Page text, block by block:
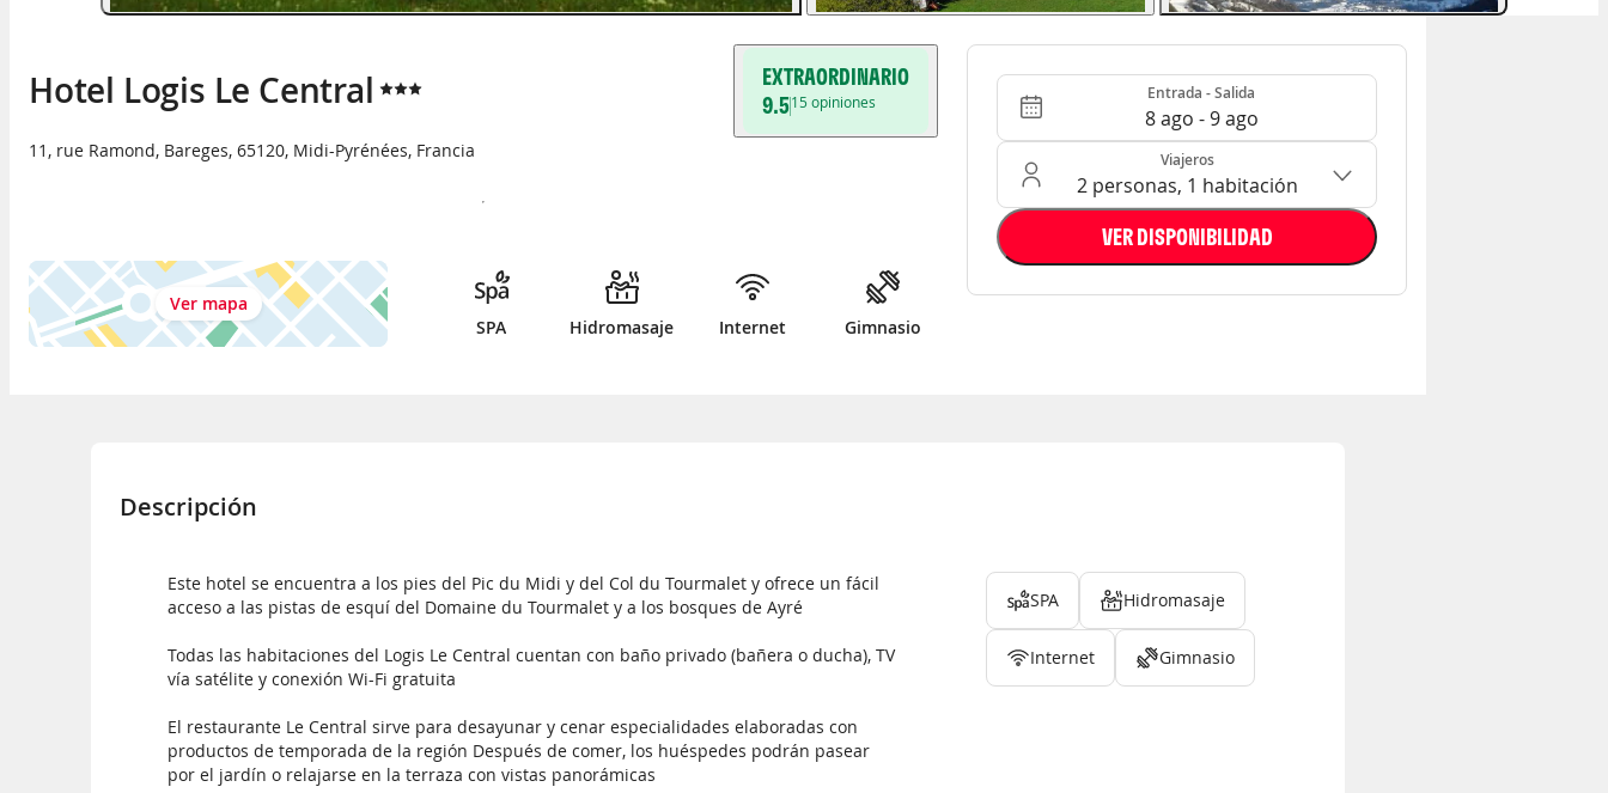
Hotel Logis Le Central
11, rue Ramond, Bareges, 65120, Midi-Pyrénées, Francia
EXTRAORDINARIO
9.515 opiniones
Ver mapa
SPA
Hidromasaje Internet Gimnasio
Entrada - Salida Entrada - Salida
8 ago - 9 ago
Ocupación: 2 personas, 1 habitación
Viajeros
2 personas, 1 habitación
VER DISPONIBILIDAD
Descripción
Este hotel se encuentra a los pies del Pic du Midi y del Col du Tourmalet y ofrece un fácil
acceso a las pistas de esquí del Domaine du Tourmalet y a los bosques de Ayré
Todas las habitaciones del Logis Le Central cuentan con baño privado (bañera o ducha), TV
vía satélite y conexión Wi-Fi gratuita
El restaurante Le Central sirve para desayunar y cenar especialidades elaboradas con
productos de temporada de la región Después de comer, los huéspedes podrán pasear
por el jardín o relajarse en la terraza con vistas panorámicas
SPA Hidromasaje
Internet Gimnasio